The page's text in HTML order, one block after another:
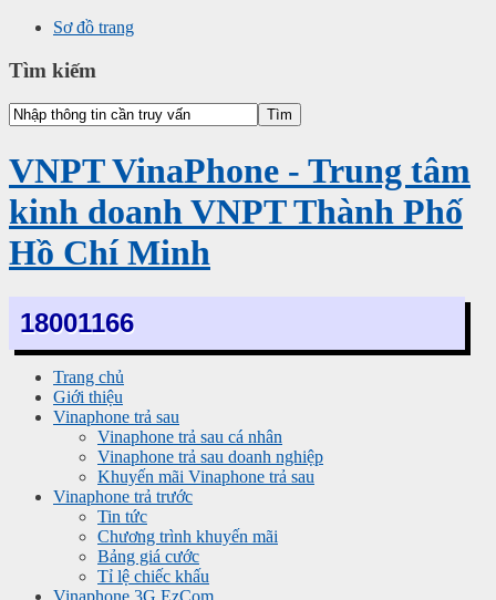
Sơ đồ trang
Tìm kiếm
VNPT VinaPhone - Trung tâm
kinh doanh VNPT Thành Phố
Hồ Chí Minh
18001166
Trang chủ
Giới thiệu
Vinaphone trả sau
Vinaphone trả sau cá nhân
Vinaphone trả sau doanh nghiệp
Khuyến mãi Vinaphone trả sau
Vinaphone trả trước
Tin tức
Chương trình khuyến mãi
Bảng giá cước
Tỉ lệ chiếc khấu